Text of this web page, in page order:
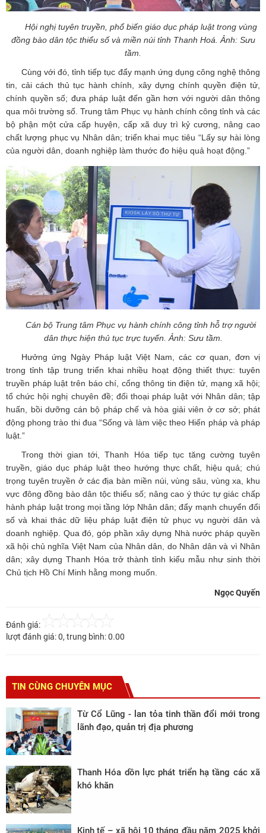
Hội nghị tuyên truyền, phổ biến giáo dục pháp luật trong vùng
đồng bào dân tộc thiểu số và miền núi tỉnh Thanh Hoá. Ảnh: Sưu
tầm.
Cùng với đó, tỉnh tiếp tục đẩy mạnh ứng dụng công nghệ thông
tin, cải cách thủ tục hành chính, xây dựng chính quyền điện tử,
chính quyền số; đưa pháp luật đến gần hơn với người dân thông
qua môi trường số. Trung tâm Phục vụ hành chính công tỉnh và các
bộ phận một cửa cấp huyện, cấp xã duy trì kỷ cương, nâng cao
chất lượng phục vụ Nhân dân; triển khai mục tiêu “Lấy sự hài lòng
của người dân, doanh nghiệp làm thước đo hiệu quả hoạt động.”
Cán bộ Trung tâm Phục vụ hành chính công tỉnh hỗ trợ người
dân thực hiện thủ tục trực tuyến. Ảnh: Sưu tầm.
Hưởng ứng Ngày Pháp luật Việt Nam, các cơ quan, đơn vị
trong tỉnh tập trung triển khai nhiều hoạt động thiết thực: tuyên
truyền pháp luật trên báo chí, cổng thông tin điện tử, mạng xã hội;
tổ chức hội nghị chuyên đề; đối thoại pháp luật với Nhân dân; tập
huấn, bồi dưỡng cán bộ pháp chế và hòa giải viên ở cơ sở; phát
động phong trào thi đua “Sống và làm việc theo Hiến pháp và pháp
luật.”
Trong thời gian tới, Thanh Hóa tiếp tục tăng cường tuyên
truyền, giáo dục pháp luật theo hướng thực chất, hiệu quả; chú
trọng tuyên truyền ở các địa bàn miền núi, vùng sâu, vùng xa, khu
vực đông đồng bào dân tộc thiểu số; nâng cao ý thức tự giác chấp
hành pháp luật trong mọi tầng lớp Nhân dân; đẩy mạnh chuyển đổi
số và khai thác dữ liệu pháp luật điện tử phục vụ người dân và
doanh nghiệp. Qua đó, góp phần xây dựng Nhà nước pháp quyền
xã hội chủ nghĩa Việt Nam của Nhân dân, do Nhân dân và vì Nhân
dân; xây dựng Thanh Hóa trở thành tỉnh kiểu mẫu như sinh thời
Chủ tịch Hồ Chí Minh hằng mong muốn.
Ngọc Quyến
Đánh giá:
lượt đánh giá:0, trung bình:0.00
TIN CÙNG CHUYÊN MỤC
Từ Cổ Lũng - lan tỏa tinh thần đổi mới trong
lãnh đạo, quản trị địa phương
Thanh Hóa dồn lực phát triển hạ tầng các xã
khó khăn
Kinh tế – xã hội 10 tháng đầu năm 2025 khởi